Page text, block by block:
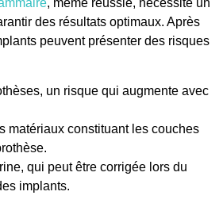
, même réussie, nécessite un
des résultats optimaux. Après
peuvent présenter des risques
un risque qui augmente avec
matériaux constituant les couches
qui peut être corrigée lors du
implants.